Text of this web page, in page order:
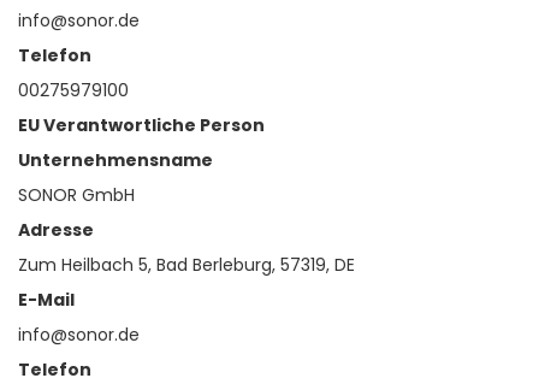
info@sonor.de
Telefon
00275979100
EU Verantwortliche Person
Unternehmensname
SONOR GmbH
Adresse
Zum Heilbach 5, Bad Berleburg, 57319, DE
E-Mail
info@sonor.de
Telefon